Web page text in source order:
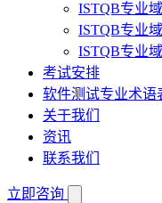
ISTQB专业
ISTQB专业
ISTQB专业
考试安排
软件测试专业术语
关于我们
资讯
联系我们
立即咨询